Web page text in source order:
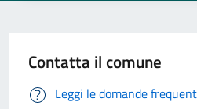
Contatta il comune
Leggi le domande